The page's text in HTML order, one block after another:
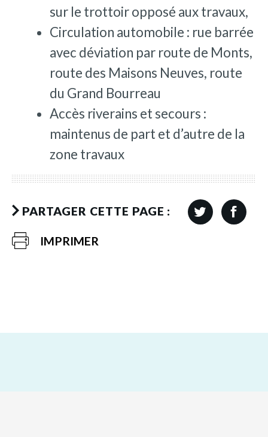
sur le trottoir opposé aux travaux,
Circulation automobile : rue barrée
avec déviation par route de Monts,
route des Maisons Neuves, route
du Grand Bourreau
Accès riverains et secours :
maintenus de part et d’autre de la
zone travaux
PARTAGER CETTE PAGE :
IMPRIMER